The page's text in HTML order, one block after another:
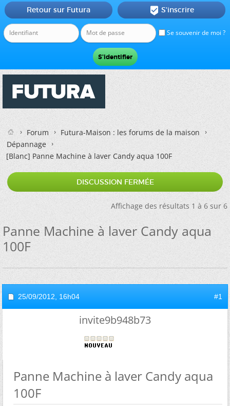
Se souvenir de moi ?
Retour sur Futura  S'inscrire
Forum
Futura-Maison : les forums de la maison
Dépannage
[Blanc]Panne Machine à laver Candy aqua 100F
DISCUSSION FERMÉE
Affichage des résultats 1 à 6 sur 6
Panne Machine à laver Candy aqua
100F
25/09/2012, 16h04 #1
invite9b948b73
Panne Machine à laver Candy aqua
100F